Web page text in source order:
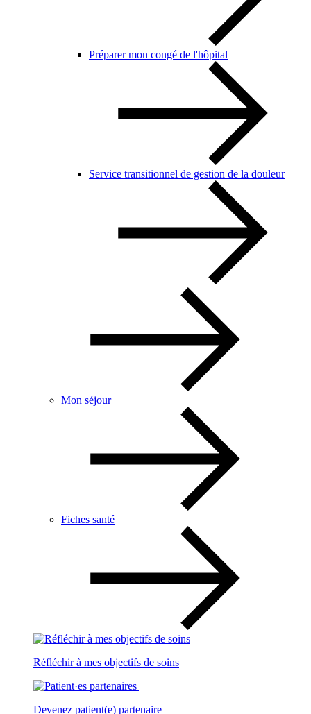
Préparer mon congé de l'hôpital
Service transitionnel de gestion de la douleur
Mon séjour
Fiches santé
Réfléchir à mes objectifs de soins
Devenez patient(e) partenaire